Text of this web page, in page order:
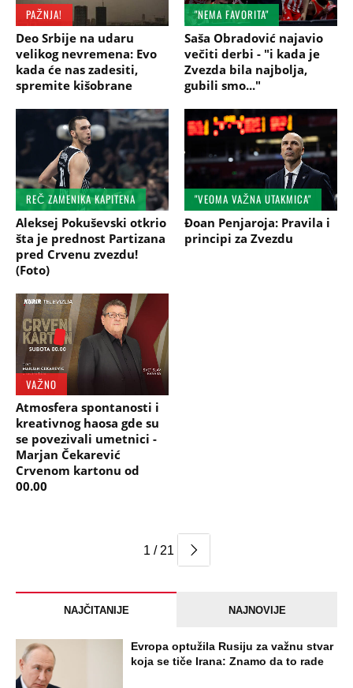
PAŽNJA!
Deo Srbije na udaru
velikog nevremena: Evo
kada će nas zadesiti,
spremite kišobrane
"NEMA FAVORITA"
Saša Obradović najavio
večiti derbi - "i kada je
Zvezda bila najbolja,
gubili smo..."
REČ ZAMENIKA KAPITENA
Aleksej Pokuševski otkrio
šta je prednost Partizana
pred Crvenu zvezdu!
(Foto)
"VEOMA VAŽNA UTAKMICA"
Đoan Penjaroja: Pravila i
principi za Zvezdu
VAŽNO
Atmosfera spontanosti i
kreativnog haosa gde su
se povezivali umetnici -
Marjan Čekarević
Crvenom kartonu od
00.00
1 / 21
NAJČITANIJE NAJNOVIJE
Evropa optužila Rusiju za važnu stvar
koja se tiče Irana: Znamo da to rade